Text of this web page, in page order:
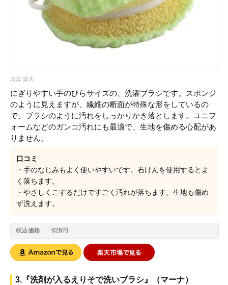
出典:楽天
にぎりやすい手のひらサイズの、洗濯ブラシです。スポンジ
のように見えますが、繊維の断面が特殊な形をしているの
で、ブラシのように汚れをしっかりかき落とします。ユニフ
ォームなどのガンコ汚れにも最適で、生地を傷める心配があ
りません。
口コミ
・手のなじみもよく使いやすいです。石けんを使用するとよ
く落ちます。
・やさしくこするだけですごく汚れが落ちます。生地も傷め
ず洗えます。
税込価格 926円
3.『洗剤が入るえりそで洗いブラシ』（マーナ）